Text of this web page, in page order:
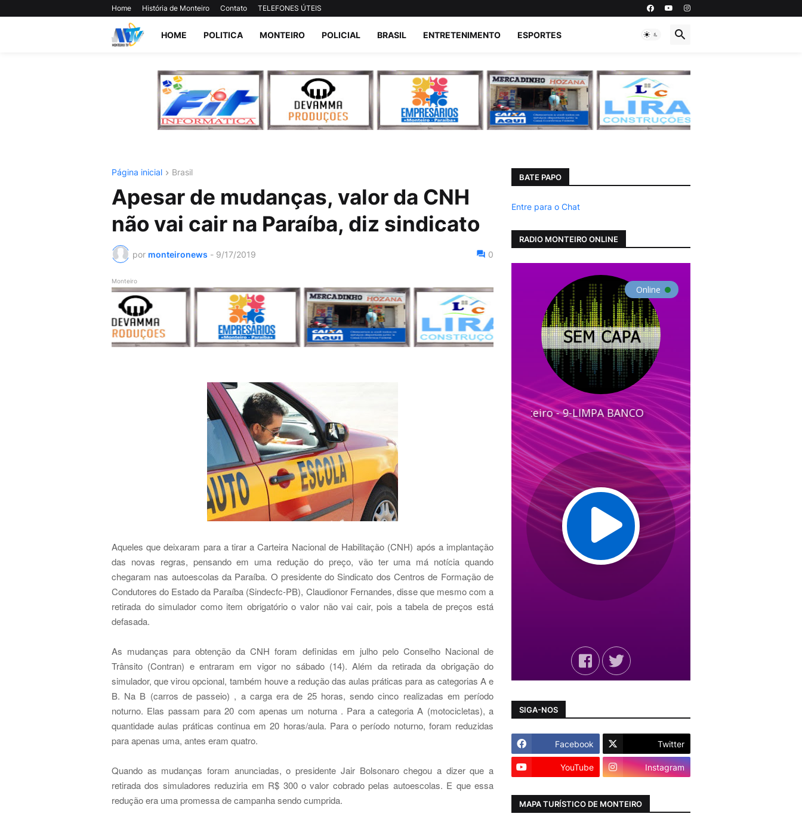
Home História de Monteiro Contato TELEFONES ÚTEIS
HOME POLITICA MONTEIRO POLICIAL BRASIL ENTRETENIMENTO ESPORTES
Página inicial Brasil
Apesar de mudanças, valor da CNH
não vai cair na Paraíba, diz sindicato
por monteironews - 9/17/2019 0
Monteiro
Aqueles que deixaram para a tirar a Carteira Nacional de Habilitação (CNH) após a implantação
das novas regras, pensando em uma redução do preço, vão ter uma má notícia quando
chegaram nas autoescolas da Paraíba. O presidente do Sindicato dos Centros de Formação de
Condutores do Estado da Paraíba (Sindecfc-PB), Claudionor Fernandes, disse que mesmo com a
retirada do simulador como item obrigatório o valor não vai cair, pois a tabela de preços está
defasada.
As mudanças para obtenção da CNH foram definidas em julho pelo Conselho Nacional de
Trânsito (Contran) e entraram em vigor no sábado (14). Além da retirada da obrigação do
simulador, que virou opcional, também houve a redução das aulas práticas para as categorias A e
B. Na B (carros de passeio) , a carga era de 25 horas, sendo cinco realizadas em período
noturno. Elas passam para 20 com apenas um noturna . Para a categoria A (motocicletas), a
quantidade aulas práticas continua em 20 horas/aula. Para o período noturno, foram reduzidas
para apenas uma, antes eram quatro.
Quando as mudanças foram anunciadas, o presidente Jair Bolsonaro chegou a dizer que a
retirada dos simuladores reduziria em R$ 300 o valor cobrado pelas autoescolas. E que essa
redução era uma promessa de campanha sendo cumprida.
BATE PAPO
Entre para o Chat
RADIO MONTEIRO ONLINE
SIGA-NOS
Facebook Twitter
YouTube Instagram
MAPA TURÍSTICO DE MONTEIRO